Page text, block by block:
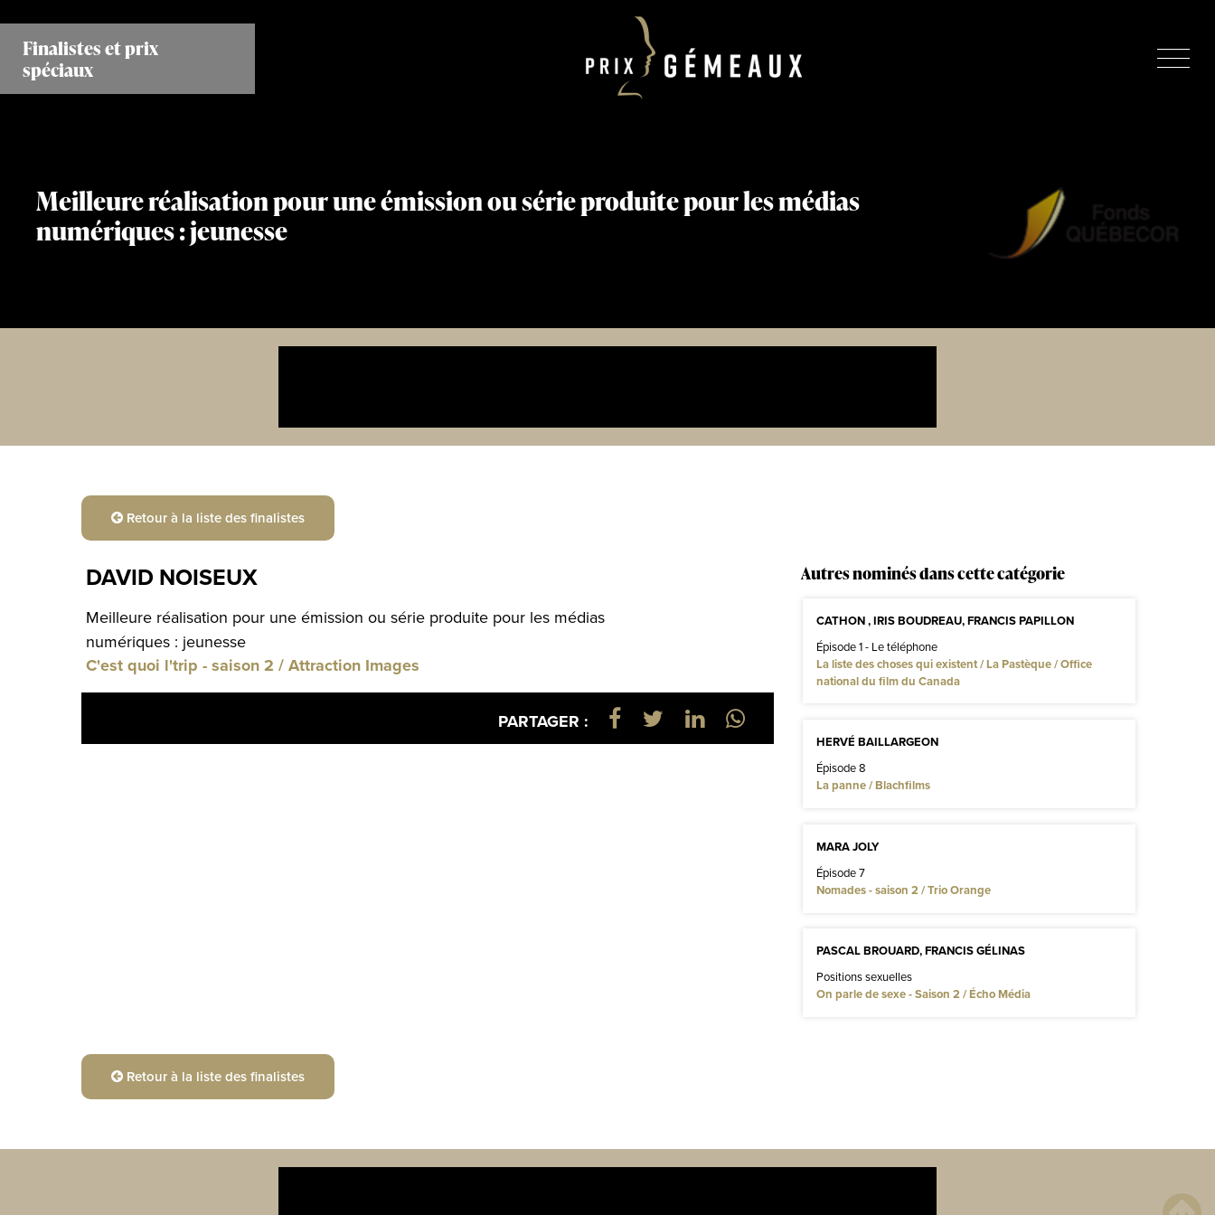
contenu
principal
Finalistes et prix
spéciaux
Meilleure réalisation pour une émission ou série produite pour les médias
numériques : jeunesse
Retour à la liste des finalistes
DAVID NOISEUX
Meilleure réalisation pour une émission ou série produite pour les médias
numériques : jeunesse
C'est quoi l'trip - saison 2 / Attraction Images
PARTAGER :
Autres nominés dans cette catégorie
CATHON , IRIS BOUDREAU, FRANCIS PAPILLON
Épisode 1 - Le téléphone
La liste des choses qui existent / La Pastèque / Office
national du film du Canada
HERVÉ BAILLARGEON
Épisode 8
La panne / Blachfilms
MARA JOLY
Épisode 7
Nomades - saison 2 / Trio Orange
PASCAL BROUARD, FRANCIS GÉLINAS
Positions sexuelles
On parle de sexe - Saison 2 / Écho Média
Retour à la liste des finalistes